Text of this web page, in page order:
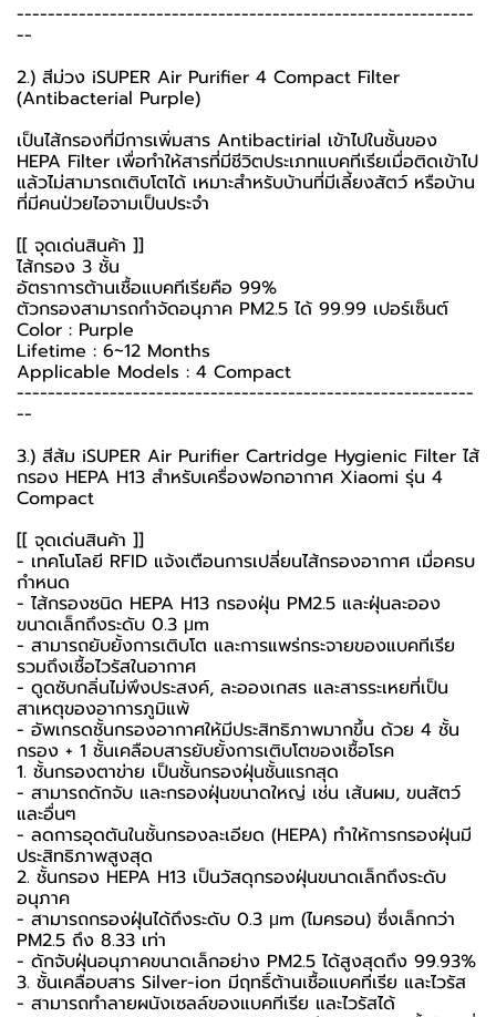
-----------------------------------------------------------
--
2.) สีม่วง iSUPER Air Purifier 4 Compact Filter
(Antibacterial Purple)
เป็นไส้กรองที่มีการเพิ่มสาร Antibactirial เข้าไปในชั้นของ
HEPA Filter เพื่อทำให้สารที่มีชีวิตประเภทแบคทีเรียเมื่อติดเข้าไป
แล้วไม่สามารถเติบโตได้ เหมาะสำหรับบ้านที่มีเลี้ยงสัตว์ หรือบ้าน
ที่มีคนป่วยไอจามเป็นประจำ
[[ จุดเด่นสินค้า ]]
ไส้กรอง 3 ชั้น
อัตราการต้านเชื้อแบคทีเรียคือ 99%
ตัวกรองสามารถกำจัดอนุภาค PM2.5 ได้ 99.99 เปอร์เซ็นต์
Color : Purple
Lifetime : 6~12 Months
Applicable Models : 4 Compact
-----------------------------------------------------------
--
3.) สีส้ม iSUPER Air Purifier Cartridge Hygienic Filter ไส้
กรอง HEPA H13 สำหรับเครื่องฟอกอากาศ Xiaomi รุ่น 4
Compact
[[ จุดเด่นสินค้า ]]
- เทคโนโลยี RFID แจ้งเตือนการเปลี่ยนไส้กรองอากาศ เมื่อครบ
กำหนด
- ไส้กรองชนิด HEPA H13 กรองฝุ่น PM2.5 และฝุ่นละออง
ขนาดเล็กถึงระดับ 0.3 μm
- สามารถยับยั้งการเติบโต และการแพร่กระจายของแบคทีเรีย
รวมถึงเชื้อไวรัสในอากาศ
- ดูดซับกลิ่นไม่พึงประสงค์, ละอองเกสร และสารระเหยที่เป็น
สาเหตุของอาการภูมิแพ้
- อัพเกรดชั้นกรองอากาศให้มีประสิทธิภาพมากขึ้น ด้วย 4 ชั้น
กรอง + 1 ชั้นเคลือบสารยับยั้งการเติบโตของเชื้อโรค
1. ชั้นกรองตาข่าย เป็นชั้นกรองฝุ่นชั้นแรกสุด
- สามารถดักจับ และกรองฝุ่นขนาดใหญ่ เช่น เส้นผม, ขนสัตว์
และอื่นๆ
- ลดการอุดตันในชั้นกรองละเอียด (HEPA) ทำให้การกรองฝุ่นมี
ประสิทธิภาพสูงสุด
2. ชั้นกรอง HEPA H13 เป็นวัสดุกรองฝุ่นขนาดเล็กถึงระดับ
อนุภาค
- สามารถกรองฝุ่นได้ถึงระดับ 0.3 μm (ไมครอน) ซึ่งเล็กกว่า
PM2.5 ถึง 8.33 เท่า
- ดักจับฝุ่นอนุภาคขนาดเล็กอย่าง PM2.5 ได้สูงสุดถึง 99.93%
3. ชั้นเคลือบสาร Silver-ion มีฤทธิ์ต้านเชื้อแบคทีเรีย และไวรัส
- สามารถทำลายผนังเซลล์ของแบคทีเรีย และไวรัสได้